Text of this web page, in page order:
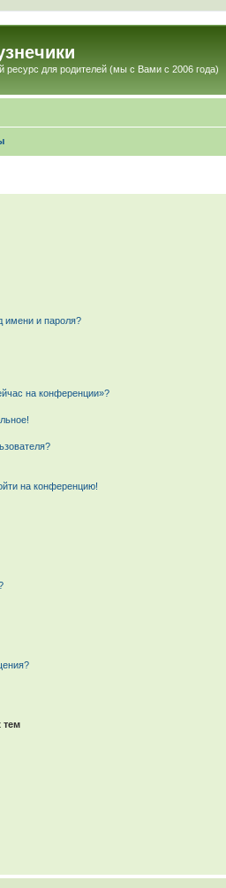
ресурс для родителей (мы с Вами с 2006 года)
имени и пароля?
на конференции»?
на конференцию!
тем